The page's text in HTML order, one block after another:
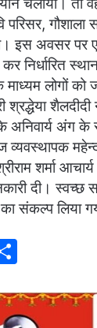
परिसर,
इस अवसर पर
निर्धारित
लोगों को
शैलदीदी
अनिवार्य अंग
व्यवस्थापक
शर्मा
दी। स्वच्छ
संकल्प लिया
ar